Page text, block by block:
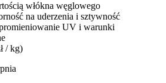
włókna węglowego
na uderzenia i sztywność
UV i warunki
/ kg)